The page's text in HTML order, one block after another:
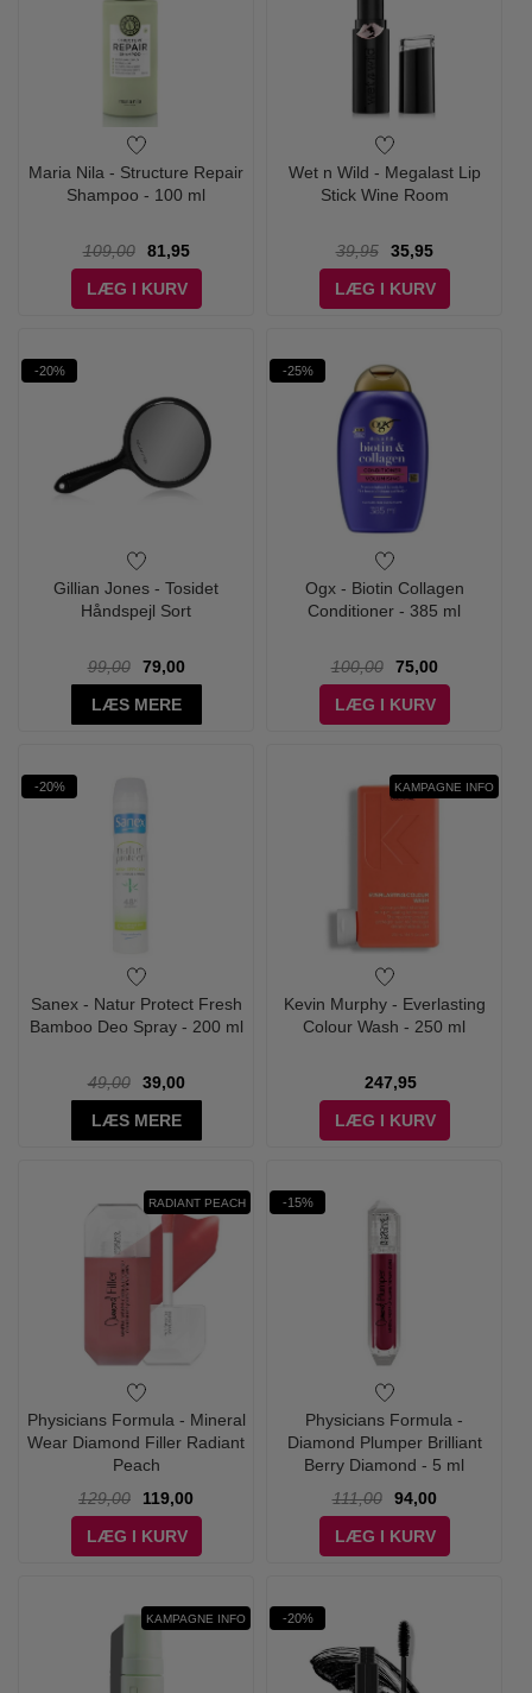
Maria Nila - Structure Repair
Shampoo - 100 ml
109,00
81,95
LÆG I KURV
Wet n Wild - Megalast Lip
Stick Wine Room
39,95
35,95
LÆG I KURV
-20%
Gillian Jones - Tosidet
Håndspejl Sort
99,00
79,00
LÆS MERE
-25%
Ogx - Biotin Collagen
Conditioner - 385 ml
100,00
75,00
LÆG I KURV
-20%
Sanex - Natur Protect Fresh
Bamboo Deo Spray - 200 ml
49,00
39,00
LÆS MERE
KAMPAGNE INFO
Kevin Murphy - Everlasting
Colour Wash - 250 ml
247,95
LÆG I KURV
RADIANT PEACH
Physicians Formula - Mineral
Wear Diamond Filler Radiant
Peach
129,00
119,00
LÆG I KURV
-15%
Physicians Formula -
Diamond Plumper Brilliant
Berry Diamond - 5 ml
111,00
94,00
LÆG I KURV
KAMPAGNE INFO -20%